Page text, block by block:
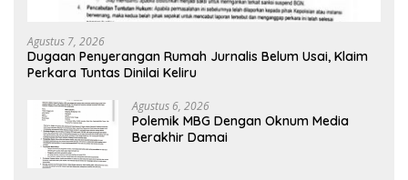
Agustus 7, 2026
Dugaan Penyerangan Rumah Jurnalis Belum Usai, Klaim
Perkara Tuntas Dinilai Keliru
Agustus 6, 2026
Polemik MBG Dengan Oknum Media
Berakhir Damai